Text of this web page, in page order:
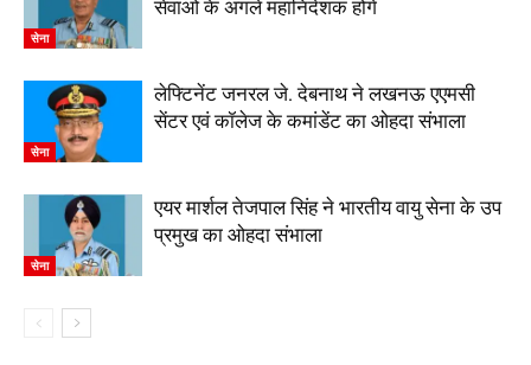
सेना
सेवाओं के अगले महानिदेशक होंगे
सेना
लेफ्टिनेंट जनरल जे. देबनाथ ने लखनऊ एएमसी
सेंटर एवं कॉलेज के कमांडेंट का ओहदा संभाला
सेना
एयर मार्शल तेजपाल सिंह ने भारतीय वायु सेना के उप
प्रमुख का ओहदा संभाला